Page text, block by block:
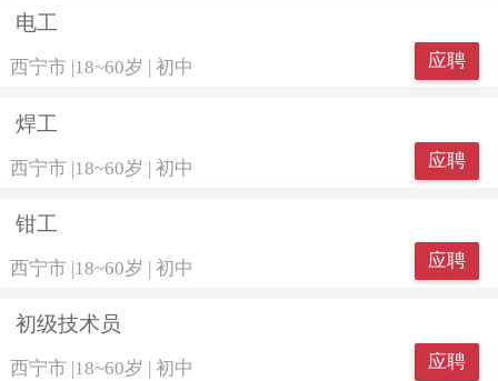
电工
西宁市 18~60岁 初中 应聘
焊工
西宁市 |18~60岁 | 初中 应聘
钳工
西宁市 |18~60岁 | 初中 应聘
初级技术员
西宁市 18~60岁 初中 应聘